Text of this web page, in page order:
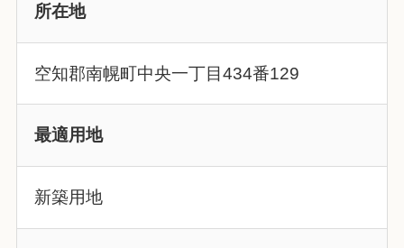
所在地
空知郡南幌町中央一丁目434番129
最適用地
新築用地